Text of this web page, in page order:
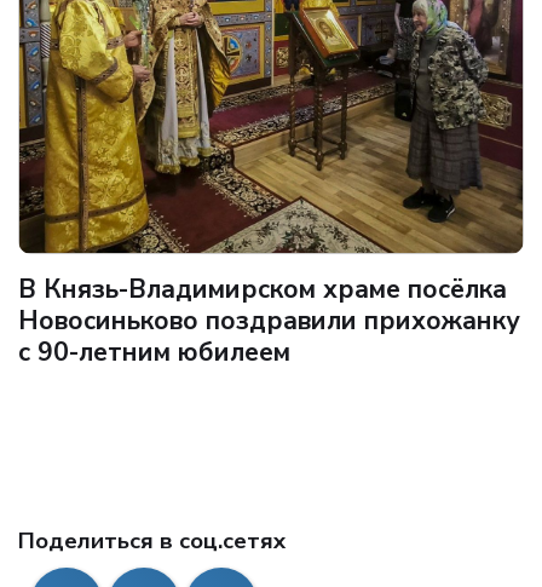
В Князь-Владимирском храме посёлка
Новосиньково поздравили прихожанку
с 90-летним юбилеем
Поделиться в соц.сетях